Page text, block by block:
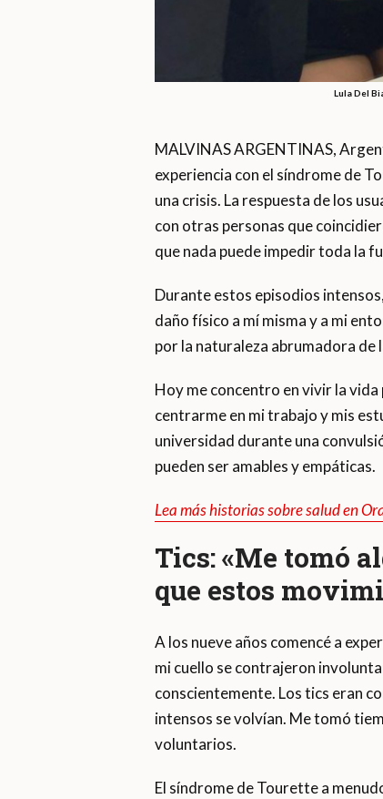
Lula Del
MALVINAS ARGENTINAS,
experiencia con el síndrome de
una crisis. La respuesta de los
con otras personas que
que nada puede impedir toda la
Durante estos episodios
daño físico a mí misma y a mi
por la naturaleza abrumadora de
Hoy me concentro en vivir la
centrarme en mi trabajo y mis
universidad durante una
pueden ser amables y empáticas.
Lea más historias sobre salud en
Tics: «Me tomó
que estos
A los nueve años comencé a
mi cuello se contrajeron
conscientemente. Los tics eran
intensos se volvían. Me tomó
voluntarios.
El síndrome de Tourette a